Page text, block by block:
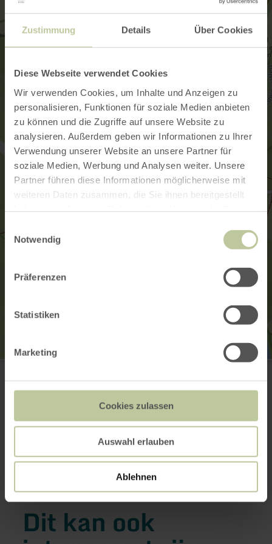
Zustimmung Details Über Cookies
Diese Webseite verwendet Cookies
Wir verwenden Cookies, um Inhalte und Anzeigen zu
personalisieren, Funktionen für soziale Medien anbieten
zu können und die Zugriffe auf unsere Website zu
analysieren. Außerdem geben wir Informationen zu Ihrer
Verwendung unserer Website an unsere Partner für
soziale Medien, Werbung und Analysen weiter. Unsere
Partner führen diese Informationen möglicherweise mit
weiteren Daten zusammen, die Sie ihnen bereitgestellt
Notwendig
Präferenzen
Statistiken
Marketing
Cookies zulassen
Auswahl erlauben
Ablehnen
+49 2473 55205 0
Website
Op kaart weergeven
Dit kan ook